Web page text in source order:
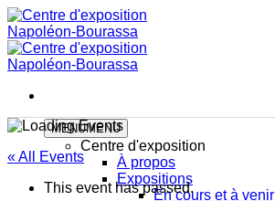
Skip
to
content
MENUMENU
Centre d'exposition
À propos
Expositions
En cours et à venir
« All Events
This event has passed.